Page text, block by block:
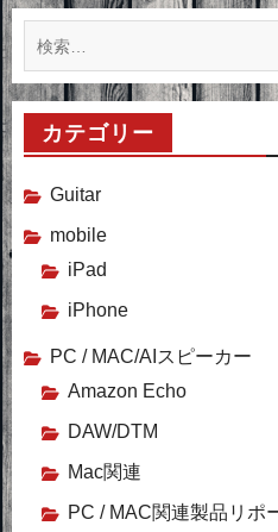
索:
カテゴリー
Guitar
mobile
iPad
iPhone
PC / MAC/AIスピーカー
Amazon Echo
DAW/DTM
Mac関連
PC / MAC関連製品リポ